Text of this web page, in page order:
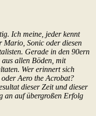
Ich meine, jeder kennt
Mario, Sonic oder diesen
Gerade in den 90ern
aus allen Böden, mit
Wer erinnert sich
Aero the Acrobat?
dieser Zeit und dieser
an auf übergroßen Erfolg